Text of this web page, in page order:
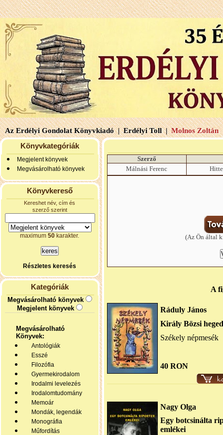
Az Erdélyi Gondolat Könyvkiadó | Erdélyi Toll | Molnos Zoltán
Könyvkategóriák
Megjelent könyvek
Megvásárolható könyvek
Könyvkereső
Kereshet név, cím és
szerző szerint
maximum50 karakter.
Részletes keresés
Kategóriák
Megvásárolható könyvek
Megjelent könyvek
Megvásárolható
Könyvek:
Antológiák
Esszé
Filozófia
Gyermekirodalom
Irodalmi levelezés
Irodalomtudomány
Memoár
Mondák, legendák
Monográfia
Műfordítás
Szerző
Málnási Ferenc
(Az Ön által
A
Ráduly János
Király Bözsi
Székely népmesék
40 RON
Nagy Olga
Egy botcsinálta
emlékei